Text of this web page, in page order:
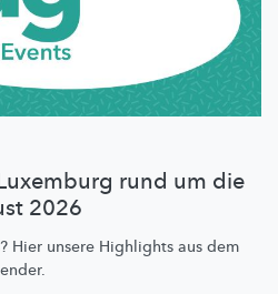
rund um die
2026
Hier unsere Highlights aus dem